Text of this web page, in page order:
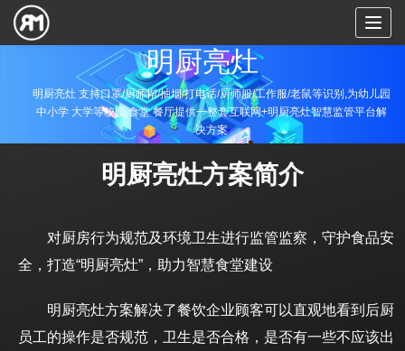
明厨亮灶
明厨亮灶 支持口罩/厨师帽/抽烟/打电话/厨师服/工作服/老鼠等识别,为幼儿园
中小学 大学等校园,食堂 餐厅提供一整套互联网+明厨亮灶智慧监管平台解
决方案
明厨亮灶方案简介
对厨房行为规范及环境卫生进行监管监察，守护食品安
全，打造“明厨亮灶”，助力智慧食堂建设
明厨亮灶方案解决了餐饮企业顾客可以直观地看到后厨
员工的操作是否规范，卫生是否合格，是否有一些不应该出